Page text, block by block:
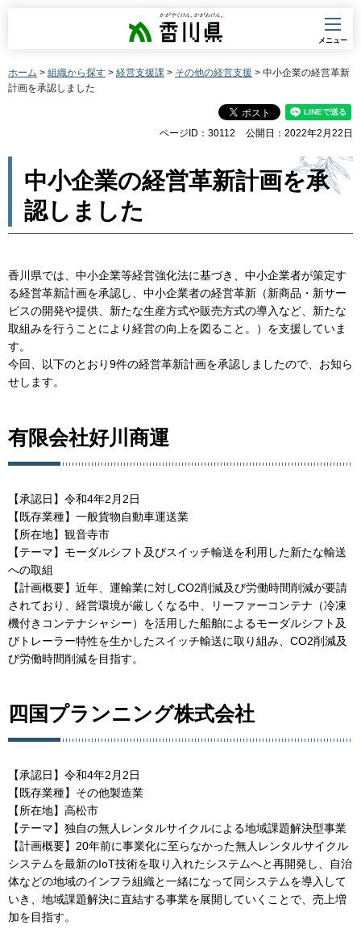
香川県
メニュー
ホーム > 組織から探す > 経営支援課 > その他の経営支援 > 中小企業の経営革新
計画を承認しました
ページID：30112 公開日：2022年2月22日
中小企業の経営革新計画を承
認しました
香川県では、中小企業等経営強化法に基づき、中小企業者が策定す
る経営革新計画を承認し、中小企業者の経営革新（新商品・新サー
ビスの開発や提供、新たな生産方式や販売方式の導入など、新たな
取組みを行うことにより経営の向上を図ること。）を支援していま
す。
今回、以下のとおり9件の経営革新計画を承認しましたので、お知ら
せします。
有限会社好川商運
【承認日】令和4年2月2日
【既存業種】一般貨物自動車運送業
【所在地】観音寺市
【テーマ】モーダルシフト及びスイッチ輸送を利用した新たな輸送
への取組
【計画概要】近年、運輸業に対しCO2削減及び労働時間削減が要請
されており、経営環境が厳しくなる中、リーファーコンテナ（冷凍
機付きコンテナシャシー）を活用した船舶によるモーダルシフト及
びトレーラー特性を生かしたスイッチ輸送に取り組み、CO2削減及
び労働時間削減を目指す。
四国プランニング株式会社
【承認日】令和4年2月2日
【既存業種】その他製造業
【所在地】高松市
【テーマ】独自の無人レンタルサイクルによる地域課題解決型事業
【計画概要】20年前に事業化に至らなかった無人レンタルサイクル
システムを最新のIoT技術を取り入れたシステムへと再開発し、自治
体などの地域のインフラ組織と一緒になって同システムを導入して
いき、地域課題解決に直結する事業を展開していくことで、売上増
加を目指す。